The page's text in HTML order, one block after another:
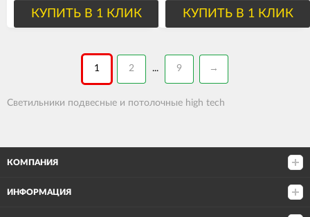
КУПИТЬ В 1 КЛИК КУПИТЬ В 1 КЛИК
1 2 ... 9 →
Светильники подвесные и потолочные high tech
КОМПАНИЯ
ИНФОРМАЦИЯ